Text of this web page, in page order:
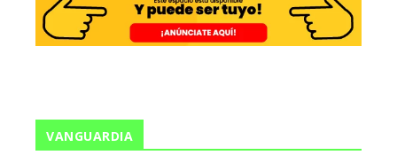
VANGUARDIA